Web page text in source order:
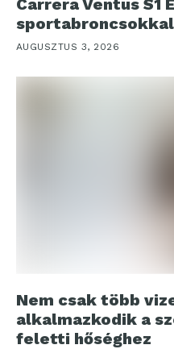
Carrera Ventus S1
AUGUSZTUS 3, 2026
Nem csak több
alkalmazkodik a
feletti hőséghez